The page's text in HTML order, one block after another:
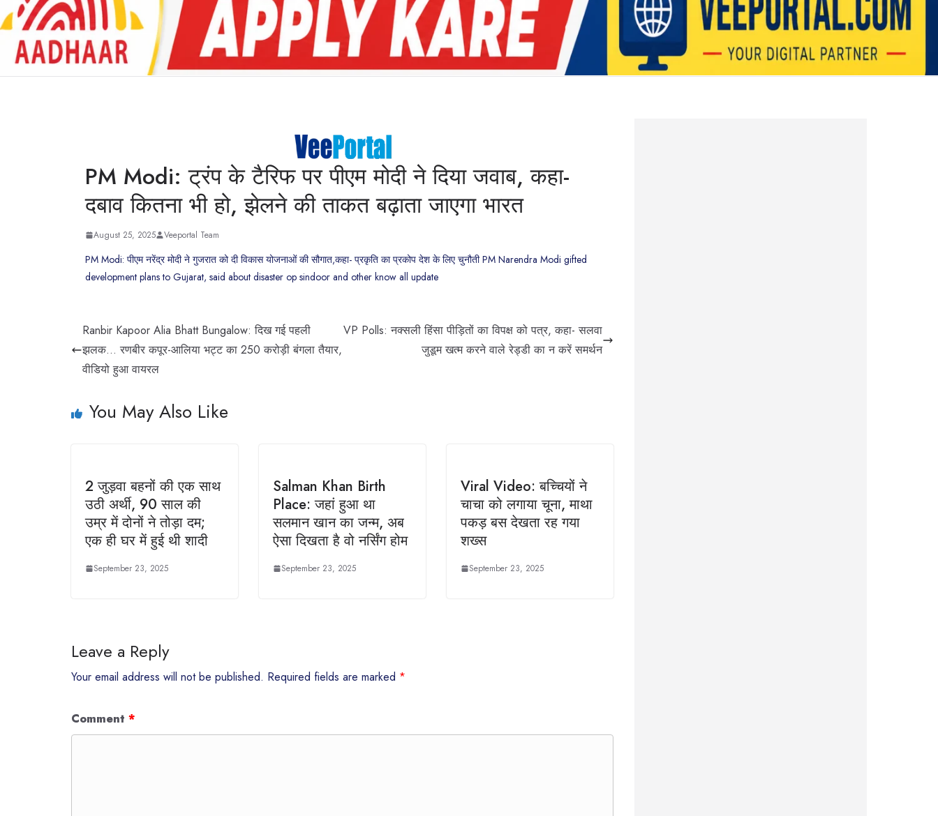
PM Modi: ट्रंप के टैरिफ पर पीएम मोदी ने दिया जवाब, कहा-
दबाव कितना भी हो, झेलने की ताकत बढ़ाता जाएगा भारत
August 25, 2025 Veeportal Team
PM Modi: पीएम नरेंद्र मोदी ने गुजरात को दी विकास योजनाओं की सौगात,कहा- प्रकृति का प्रकोप देश के लिए चुनौती PM Narendra Modi gifted
development plans to Gujarat, said about disaster op sindoor and other know all update
Ranbir Kapoor Alia Bhatt Bungalow: दिख गई पहली
झलक… रणबीर कपूर-आलिया भट्ट का 250 करोड़ी बंगला तैयार,
वीडियो हुआ वायरल
VP Polls: नक्सली हिंसा पीड़ितों का विपक्ष को पत्र, कहा- सलवा
जुडूम खत्म करने वाले रेड्डी का न करें समर्थन
You May Also Like
2 जुड़वा बहनों की एक साथ
उठी अर्थी, 90 साल की
उम्र में दोनों ने तोड़ा दम;
एक ही घर में हुई थी शादी
September 23, 2025
Salman Khan Birth
Place: जहां हुआ था
सलमान खान का जन्म, अब
ऐसा दिखता है वो नर्सिंग होम
September 23, 2025
Viral Video: बच्चियों ने
चाचा को लगाया चूना, माथा
पकड़ बस देखता रह गया
शख्स
September 23, 2025
Leave a Reply
Your email address will not be published. Required fields are marked *
Comment *